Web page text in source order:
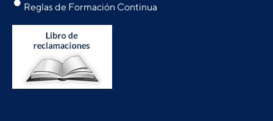
Reglas de Formación Continua